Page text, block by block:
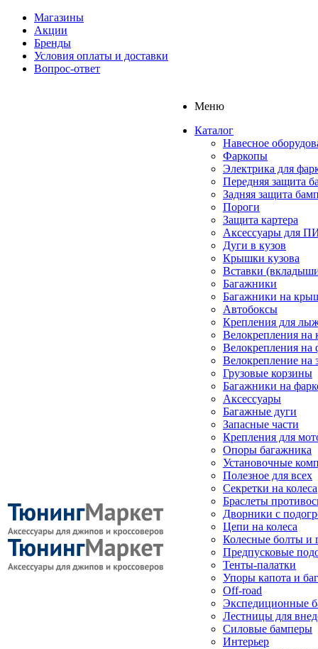
Магазины
Акции
Бренды
Условия оплаты и доставки
Вопрос-ответ
Меню
Каталог
Навесное
Фаркопы
Электрика для
Передняя защита
Задняя защита
Пороги
Защита картера
Аксессуары для
Дуги в кузов
Крышки кузова
Вставки
Багажники
Багажники на
Автобоксы
Крепления для
Велокрепления
Велокрепления на
Велокрепление на
Грузовые корзины
Багажники на
Аксессуары
Багажные дуги
Запасные части
Крепления для
Опоры багажника
Установочные
Полезное для всех
Секретки на колеса
Браслеты
Дворники с
Цепи на колеса
Колесные болты и
Предпусковые
Тенты-палатки
Упоры капота и
Off-road
Экспедиционные
Лестницы для
Силовые бамперы
Интерьер